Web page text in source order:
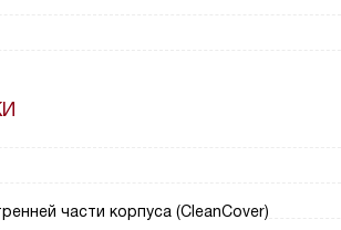
части корпуса (CleanCover)